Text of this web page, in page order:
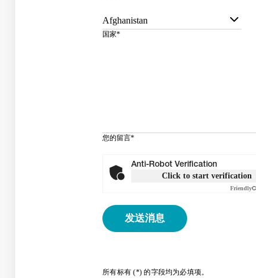
Afghanistan
国家*
您的留言*
Anti-Robot Verification
Click to start verification
Friendly
所有标有 (*) 的字段均为必填项。